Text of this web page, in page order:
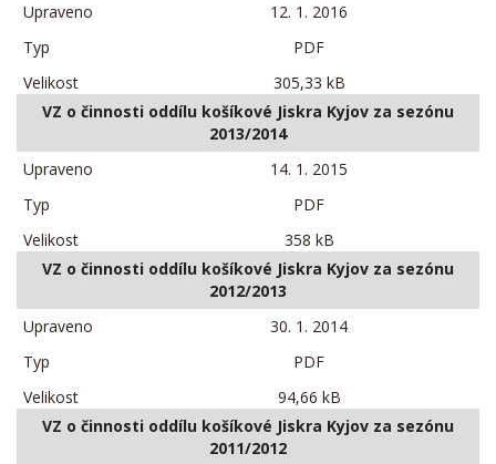
12. 1. 2016
PDF
305,33 kB
VZ o činnosti oddílu košíkové Jiskra Kyjov za sezónu
2013/2014
14. 1. 2015
PDF
358 kB
VZ o činnosti oddílu košíkové Jiskra Kyjov za sezónu
2012/2013
30. 1. 2014
PDF
94,66 kB
VZ o činnosti oddílu košíkové Jiskra Kyjov za sezónu
2011/2012